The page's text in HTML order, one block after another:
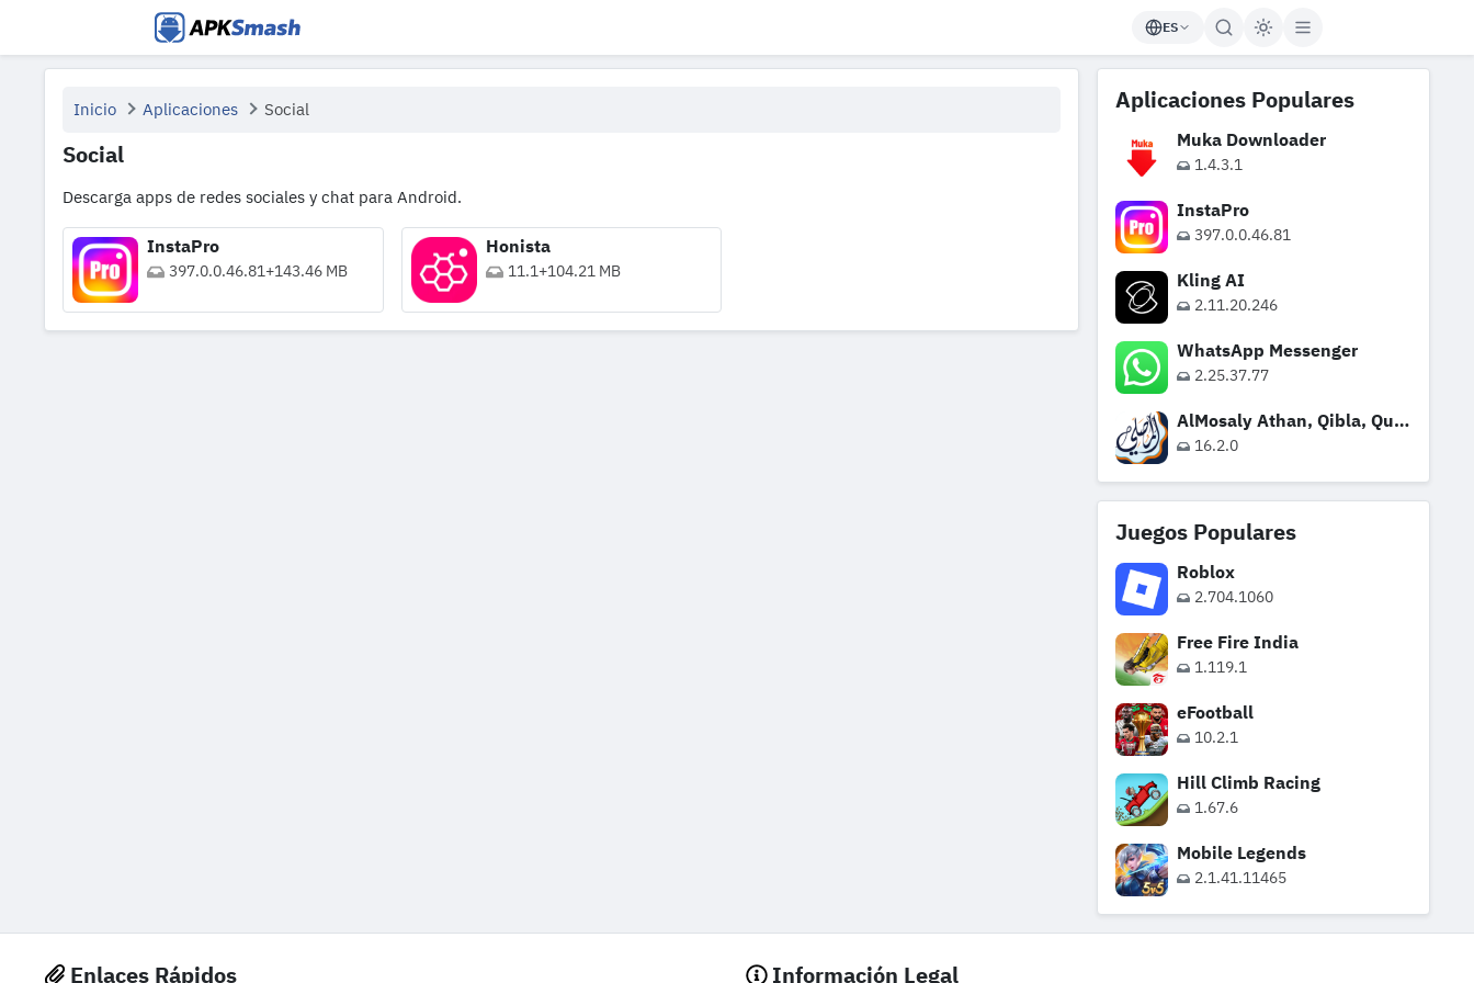
APKSmash ES
Inicio Aplicaciones Social
Social
Descarga apps de redes sociales y chat para Android.
InstaPro
397.0.0.46.81+143.46 MB
Honista
11.1+104.21 MB
Aplicaciones Populares
Muka Downloader
1.4.3.1
InstaPro
397.0.0.46.81
Kling AI
2.11.20.246
WhatsApp Messenger
2.25.37.77
AlMosaly Athan, Qibla, Quran
16.2.0
Juegos Populares
Roblox
2.704.1060
Free Fire India
1.119.1
eFootball
10.2.1
Hill Climb Racing
1.67.6
Mobile Legends
2.1.41.11465
Enlaces Rápidos Información Legal